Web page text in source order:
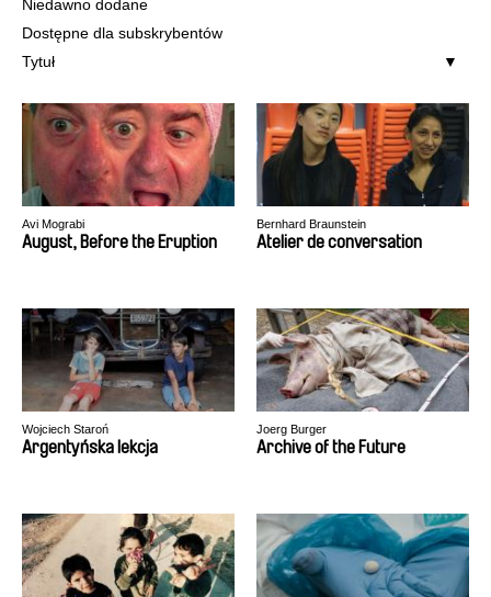
Niedawno dodane
Dostępne dla subskrybentów
Tytuł
Avi Mograbi
August, Before the Eruption
Bernhard Braunstein
Atelier de conversation
Wojciech Staroń
Argentyńska lekcja
Joerg Burger
Archive of the Future